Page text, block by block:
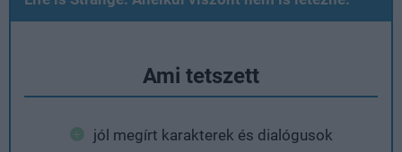
Ami tetszett
jól megírt karakterek és dialógusok